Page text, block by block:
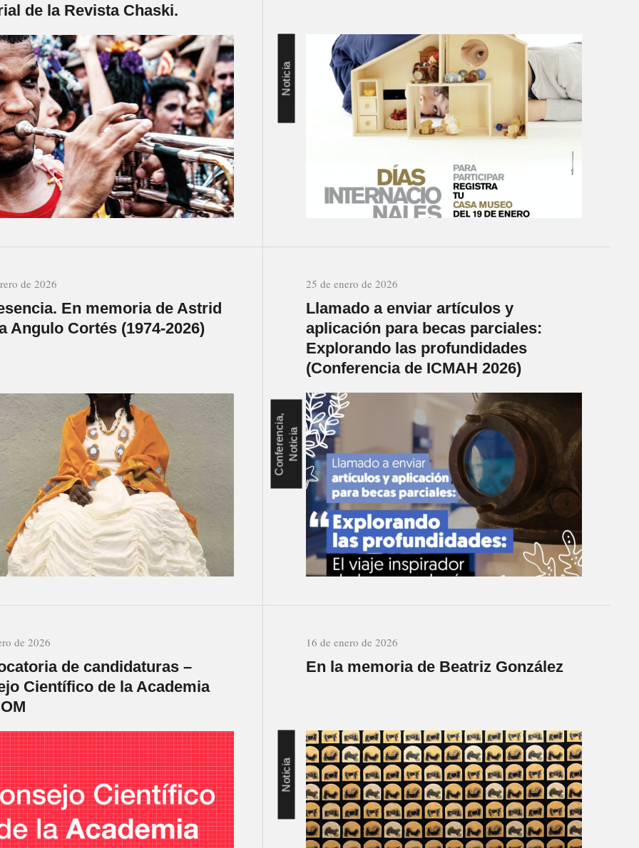
de la Revista Chaski.
Noticia
de 2026
En memoria de Astrid
Angulo Cortés (1974-2026)
25 de enero de 2026
Llamado a enviar artículos y
aplicación para becas parciales:
Explorando las profundidades
(Conferencia de ICMAH 2026)
C
o
n
f
e
r
e
n
c
i
a
,
N
o
t
i
c
ia
de 2026
de candidaturas –
Científico de la Academia
16 de enero de 2026
En la memoria de Beatriz González
Noticia